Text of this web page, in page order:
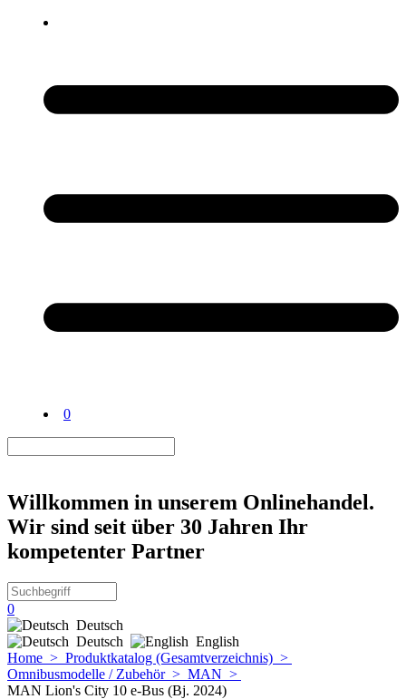
0
Willkommen in unserem Onlinehandel.
Wir sind seit über 30 Jahren Ihr
kompetenter Partner
0
Deutsch
Deutsch
English
Home > Produktkatalog (Gesamtverzeichnis) >
Omnibusmodelle / Zubehör> MAN >
MAN Lion's City 10 e-Bus (Bj. 2024)